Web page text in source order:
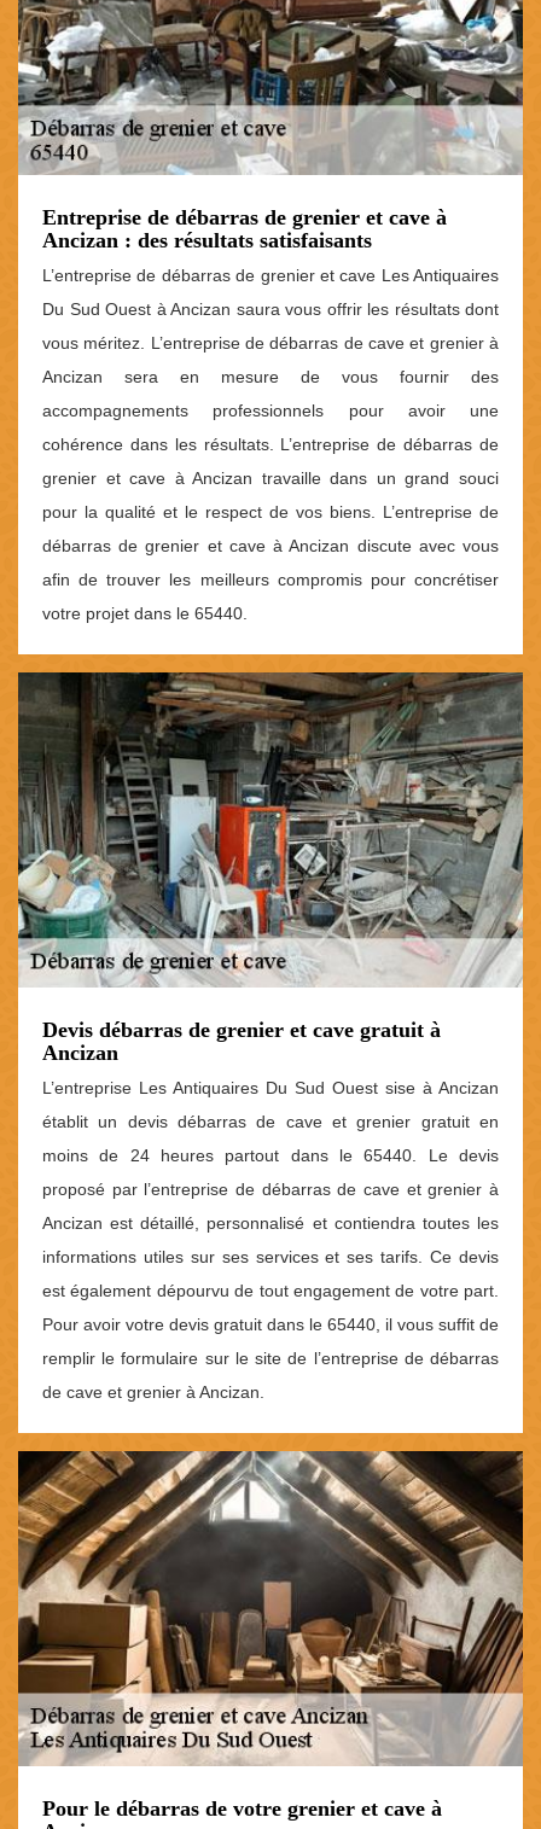
Entreprise de débarras de grenier et cave à
Ancizan : des résultats satisfaisants
L’entreprise de débarras de grenier et cave Les Antiquaires
Du Sud Ouest à Ancizan saura vous offrir les résultats dont
vous méritez. L’entreprise de débarras de cave et grenier à
Ancizan sera en mesure de vous fournir des
accompagnements professionnels pour avoir une
cohérence dans les résultats. L’entreprise de débarras de
grenier et cave à Ancizan travaille dans un grand souci
pour la qualité et le respect de vos biens. L’entreprise de
débarras de grenier et cave à Ancizan discute avec vous
afin de trouver les meilleurs compromis pour concrétiser
votre projet dans le 65440.
Devis débarras de grenier et cave gratuit à
Ancizan
L’entreprise Les Antiquaires Du Sud Ouest sise à Ancizan
établit un devis débarras de cave et grenier gratuit en
moins de 24 heures partout dans le 65440. Le devis
proposé par l’entreprise de débarras de cave et grenier à
Ancizan est détaillé, personnalisé et contiendra toutes les
informations utiles sur ses services et ses tarifs. Ce devis
est également dépourvu de tout engagement de votre part.
Pour avoir votre devis gratuit dans le 65440, il vous suffit de
remplir le formulaire sur le site de l’entreprise de débarras
de cave et grenier à Ancizan.
Pour le débarras de votre grenier et cave à